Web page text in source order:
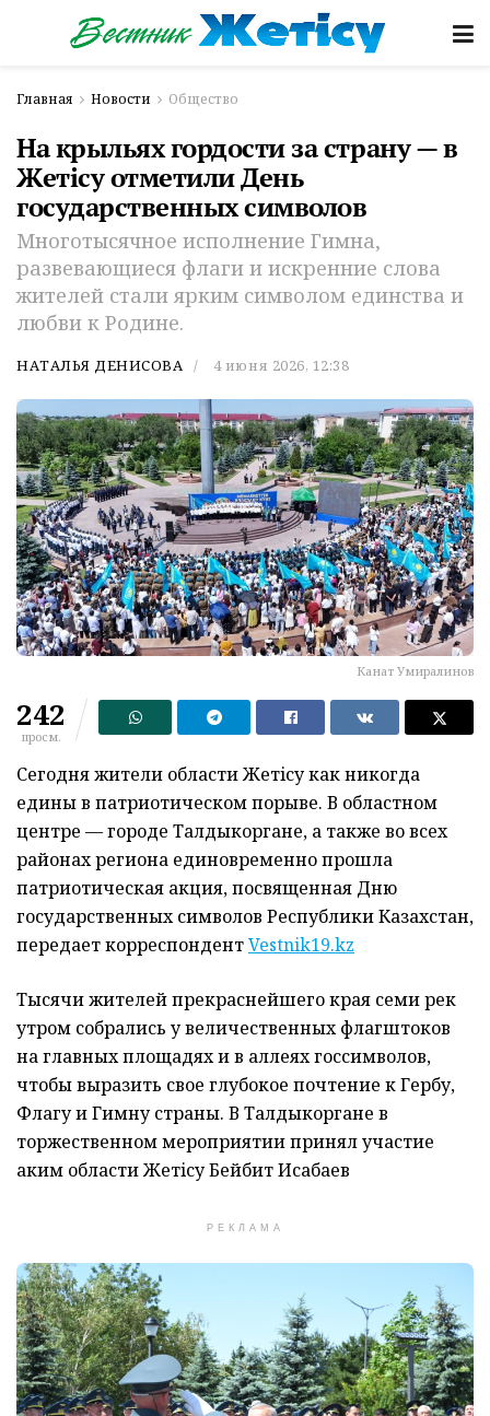
Главная Новости Общество
На крыльях гордости за страну — в
Жетiсу отметили День
государственных символов
Многотысячное исполнение Гимна,
развевающиеся флаги и искренние слова
жителей стали ярким символом единства и
любви к Родине.
НАТАЛЬЯ ДЕНИСОВА 4 июня 2026, 12:38
Канат Умиралинов
242
просм.
Сегодня жители области Жетiсу как никогда
едины в патриотическом порыве. В областном
центре — городе Талдыкоргане, а также во всех
районах региона единовременно прошла
патриотическая акция, посвященная Дню
государственных символов Республики Казахстан,
передает корреспондентVestnik19.kz
Тысячи жителей прекраснейшего края семи рек
утром собрались у величественных флагштоков
на главных площадях и в аллеях госсимволов,
чтобы выразить свое глубокое почтение к Гербу,
Флагу и Гимну страны. В Талдыкоргане в
торжественном мероприятии принял участие
аким области Жетiсу Бейбит Исабаев
РЕКЛАМА